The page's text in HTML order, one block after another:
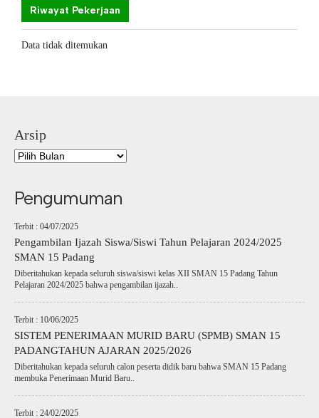
Riwayat Pekerjaan
Data tidak ditemukan
Arsip
Pengumuman
Terbit : 04/07/2025
Pengambilan Ijazah Siswa/Siswi Tahun Pelajaran 2024/2025
SMAN 15 Padang
Diberitahukan kepada seluruh siswa/siswi kelas XII SMAN 15 Padang Tahun
Pelajaran 2024/2025 bahwa pengambilan ijazah..
Terbit : 10/06/2025
SISTEM PENERIMAAN MURID BARU (SPMB) SMAN 15
PADANGTAHUN AJARAN 2025/2026
Diberitahukan kepada seluruh calon peserta didik baru bahwa SMAN 15 Padang
membuka Penerimaan Murid Baru..
Terbit : 24/02/2025